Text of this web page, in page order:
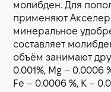
молибден. Для
применяют
минеральное
составляет
объём занимают
0.001%, Mg – 0.0006
Fe – 0.0006 %, K –